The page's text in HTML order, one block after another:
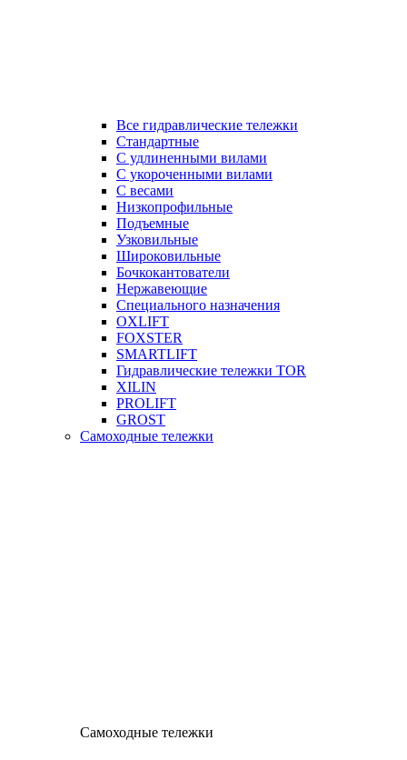
Все гидравлические тележки
Стандартные
С удлиненными вилами
С укороченными вилами
С весами
Низкопрофильные
Подъемные
Узковильные
Широковильные
Бочкокантователи
Нержавеющие
Специального назначения
OXLIFT
FOXSTER
SMARTLIFT
Гидравлические тележки TOR
XILIN
PROLIFT
GROST
Самоходные тележки
Самоходные тележки